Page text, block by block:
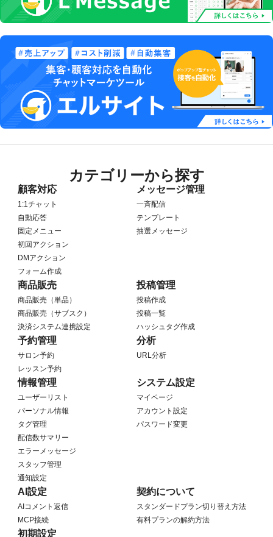
カテゴリーから探す
顧客対応
1:1チャット
自動応答
固定メニュー
初回アクション
DMアクション
フォーム作成
メッセージ管理
一斉配信
テンプレート
抽選メッセージ
商品販売
商品販売（単品）
商品販売（サブスク）
決済システム連携設定
投稿管理
投稿作成
投稿一覧
ハッシュタグ作成
予約管理
サロン予約
レッスン予約
分析
URL分析
情報管理
ユーザーリスト
パーソナル情報
タグ管理
配信数サマリー
エラーメッセージ
スタッフ管理
通知設定
システム設定
マイページ
アカウント設定
パスワード変更
AI設定
AIコメント返信
MCP接続
契約について
スタンダードプラン切り替え方法
有料プランの解約方法
初期設定